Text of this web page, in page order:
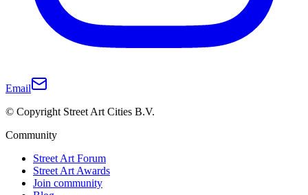
Email
© Copyright Street Art Cities B.V.
Community
Street Art Forum
Street Art Awards
Join community